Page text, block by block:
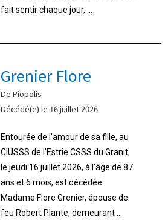
fait sentir chaque jour, ...
Grenier Flore
De Piopolis
Décédé(e) le 16 juillet 2026
Entourée de l'amour de sa fille, au
CIUSSS de l’Estrie CSSS du Granit,
le jeudi 16 juillet 2026, à l’âge de 87
ans et 6 mois, est décédée
Madame Flore Grenier, épouse de
feu Robert Plante, demeurant ...